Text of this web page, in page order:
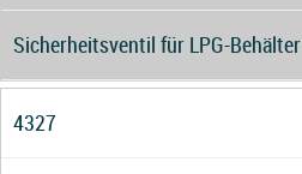
Sicherheitsventil für LPG-Behälter
4327